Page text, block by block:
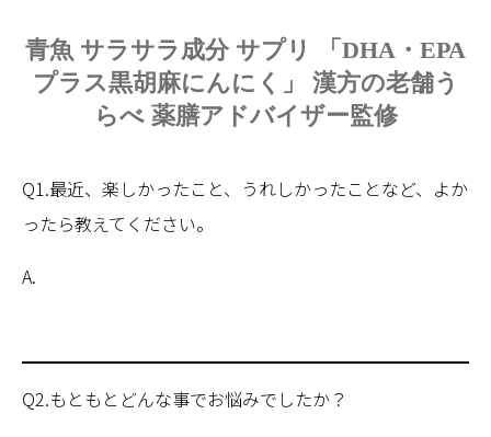
青魚 サラサラ成分 サプリ 「DHA・EPA
プラス黒胡麻にんにく」 漢方の老舗う
らべ 薬膳アドバイザー監修
Q1.最近、楽しかったこと、うれしかったことなど、よか
ったら教えてください。
A.
Q2.もともとどんな事でお悩みでしたか？